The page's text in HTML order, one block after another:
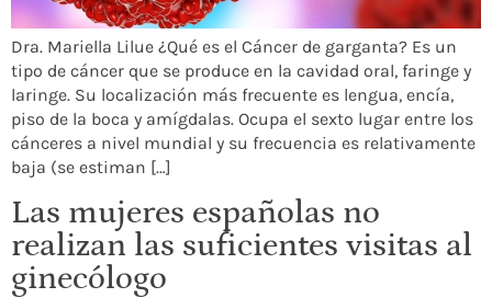
Dra. Mariella Lilue ¿Qué es el Cáncer de garganta? Es un
tipo de cáncer que se produce en la cavidad oral, faringe y
laringe. Su localización más frecuente es lengua, encía,
piso de la boca y amígdalas. Ocupa el sexto lugar entre los
cánceres a nivel mundial y su frecuencia es relativamente
baja (se estiman […]
Las mujeres españolas no
realizan las suficientes visitas al
ginecólogo